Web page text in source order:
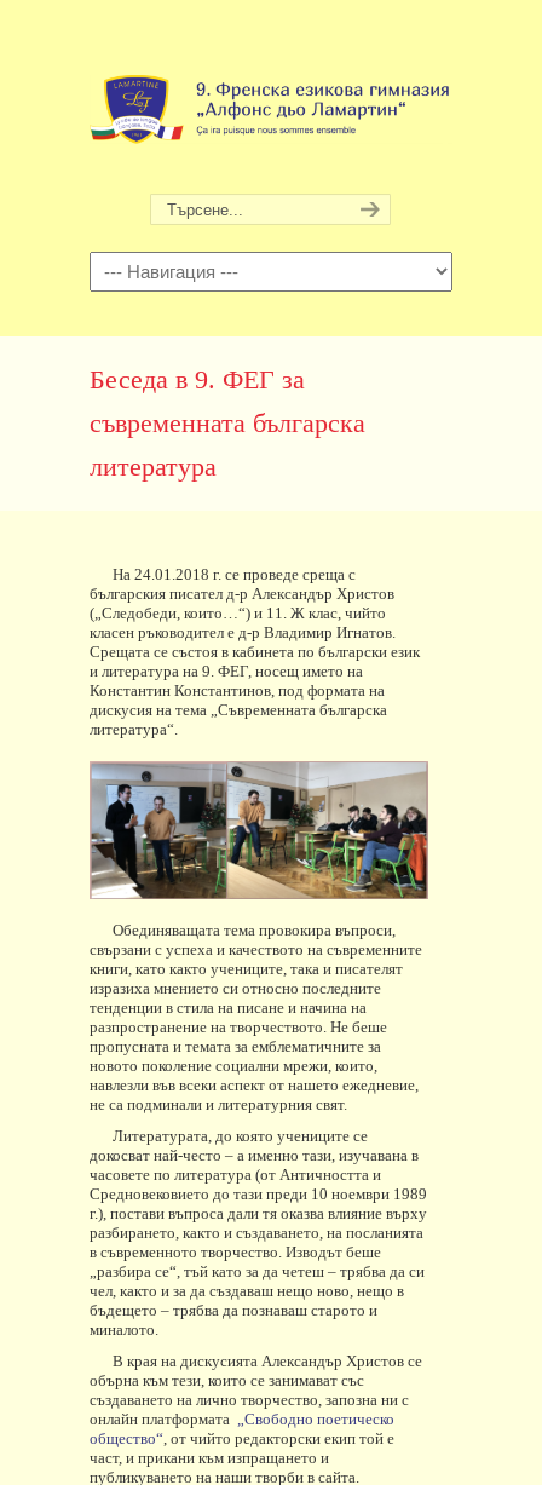
Навигация
Беседа в 9. ФЕГ за
съвременната българска
литература
На 24.01.2018 г. се проведе среща с
българския писател д-р Александър Христов
(„Следобеди, които…“) и 11. Ж клас, чийто
класен ръководител е д-р Владимир Игнатов.
Срещата се състоя в кабинета по български език
и литература на 9. ФЕГ, носещ името на
Константин Константинов, под формата на
дискусия на тема „Съвременната българска
литература“.
Обединяващата тема провокира въпроси,
свързани с успеха и качеството на съвременните
книги, като както учениците, така и писателят
изразиха мнението си относно последните
тенденции в стила на писане и начина на
разпространение на творчеството. Не беше
пропусната и темата за емблематичните за
новото поколение социални мрежи, които,
навлезли във всеки аспект от нашето ежедневие,
не са подминали и литературния свят.
Литературата, до която учениците се
докосват най-често – а именно тази, изучавана в
часовете по литература (от Античността и
Средновековието до тази преди 10 ноември 1989
г.), постави въпроса дали тя оказва влияние върху
разбирането, както и създаването, на посланията
в съвременното творчество. Изводът беше
„разбира се“, тъй като за да четеш – трябва да си
чел, както и за да създаваш нещо ново, нещо в
бъдещето – трябва да познаваш старото и
миналото.
В края на дискусията Александър Христов се
обърна към тези, които се занимават със
създаването на лично творчество, запозна ни с
онлайн платформата
„Свободно поетическо
общество“ , от чийто редакторски екип той е
част, и прикани към изпращането и
публикуването на наши творби в сайта.